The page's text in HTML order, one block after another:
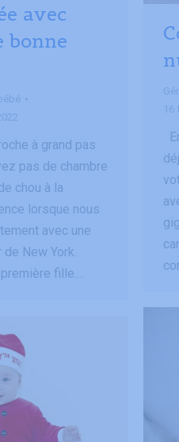
avec
bonne
à grand pas
pas de chambre
chou à la
lorsque nous
avec une
New York.
fille.…
16